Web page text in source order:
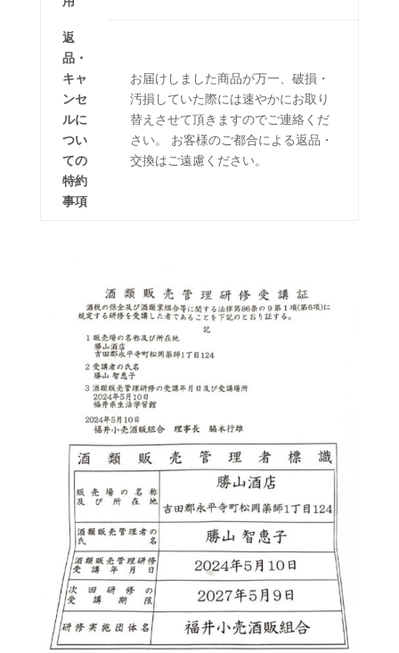
返
品・
キャ
ンセ
ルに
つい
ての
特約
事項
お届けしました商品が万一、破損・
汚損していた際には速やかにお取り
替えさせて頂きますのでご連絡くだ
さい。 お客様のご都合による返品・
交換はご遠慮ください。